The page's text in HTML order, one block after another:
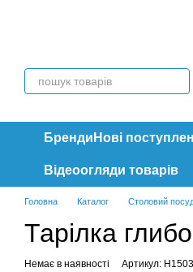
Бренди Нові
Відеоогляди товарів
Головна Каталог Столовий
Тарілка
Немає в наявності Артикул: H1503